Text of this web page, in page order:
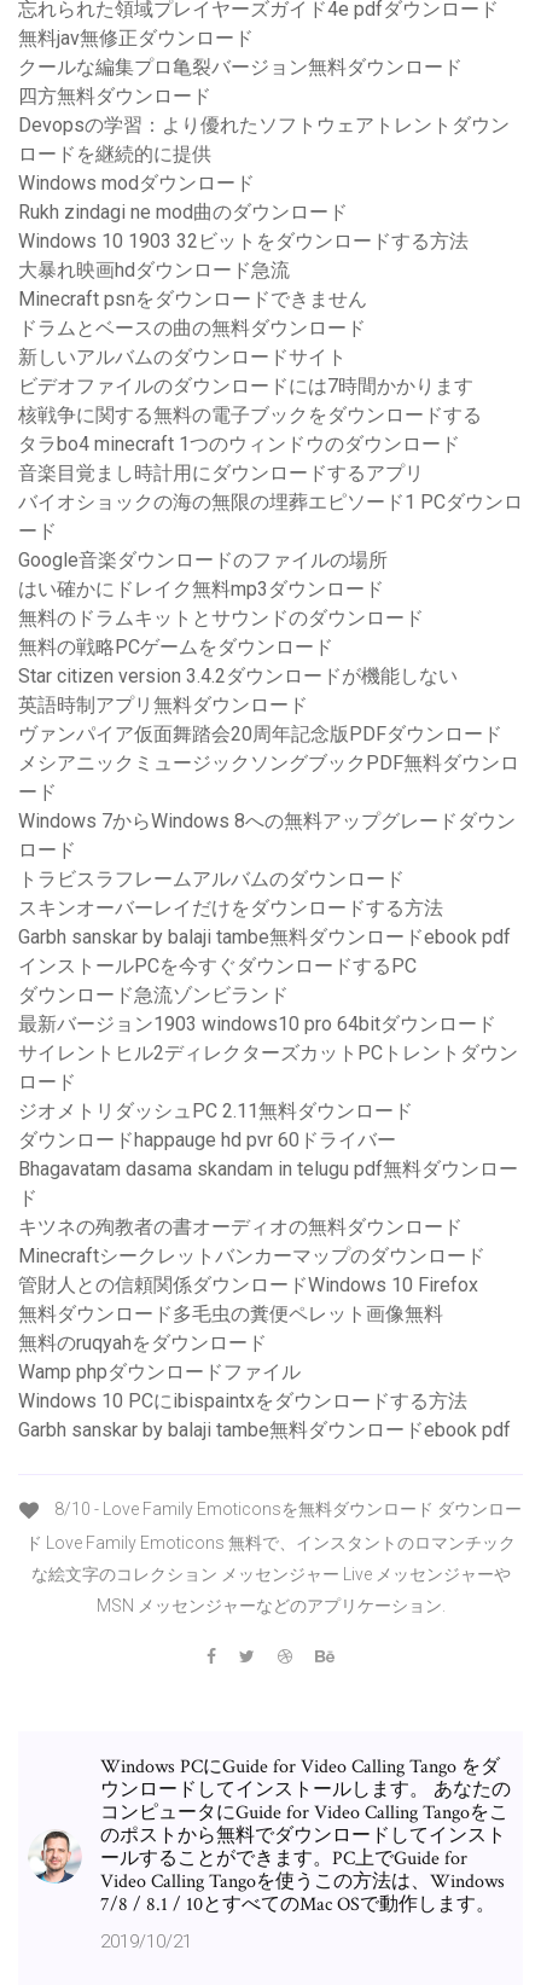
忘れられた領域プレイヤーズガイド4e pdfダウンロード
無料jav無修正ダウンロード
クールな編集プロ亀裂バージョン無料ダウンロード
四方無料ダウンロード
Devopsの学習：より優れたソフトウェアトレントダウン
ロードを継続的に提供
Windows modダウンロード
Rukh zindagi ne mod曲のダウンロード
Windows 10 1903 32ビットをダウンロードする方法
大暴れ映画hdダウンロード急流
Minecraft psnをダウンロードできません
ドラムとベースの曲の無料ダウンロード
新しいアルバムのダウンロードサイト
ビデオファイルのダウンロードには7時間かかります
核戦争に関する無料の電子ブックをダウンロードする
タラbo4 minecraft 1つのウィンドウのダウンロード
音楽目覚まし時計用にダウンロードするアプリ
バイオショックの海の無限の埋葬エピソード1 PCダウンロ
ード
Google音楽ダウンロードのファイルの場所
はい確かにドレイク無料mp3ダウンロード
無料のドラムキットとサウンドのダウンロード
無料の戦略PCゲームをダウンロード
Star citizen version 3.4.2ダウンロードが機能しない
英語時制アプリ無料ダウンロード
ヴァンパイア仮面舞踏会20周年記念版PDFダウンロード
メシアニックミュージックソングブックPDF無料ダウンロ
ード
Windows 7からWindows 8への無料アップグレードダウン
ロード
トラビスラフレームアルバムのダウンロード
スキンオーバーレイだけをダウンロードする方法
Garbh sanskar by balaji tambe無料ダウンロードebook pdf
インストールPCを今すぐダウンロードするPC
ダウンロード急流ゾンビランド
最新バージョン1903 windows10 pro 64bitダウンロード
サイレントヒル2ディレクターズカットPCトレントダウン
ロード
ジオメトリダッシュPC 2.11無料ダウンロード
ダウンロードhappauge hd pvr 60ドライバー
Bhagavatam dasama skandam in telugu pdf無料ダウンロー
ド
キツネの殉教者の書オーディオの無料ダウンロード
Minecraftシークレットバンカーマップのダウンロード
管財人との信頼関係ダウンロードWindows 10 Firefox
無料ダウンロード多毛虫の糞便ペレット画像無料
無料のruqyahをダウンロード
Wamp phpダウンロードファイル
Windows 10 PCにibispaintxをダウンロードする方法
Garbh sanskar by balaji tambe無料ダウンロードebook pdf
8/10 - Love Family Emoticonsを無料ダウンロード ダウンロー
ド Love Family Emoticons 無料で、インスタントのロマンチック
な絵文字のコレクション メッセンジャー Live メッセンジャーや
MSN メッセンジャーなどのアプリケーション.
Windows PCにGuide for Video Calling Tango をダ
ウンロードしてインストールします。 あなたの
コンピュータにGuide for Video Calling Tangoをこ
のポストから無料でダウンロードしてインスト
ールすることができます。PC上でGuide for
Video Calling Tangoを使うこの方法は、Windows
7/8 / 8.1 / 10とすべてのMac OSで動作します。
2019/10/21